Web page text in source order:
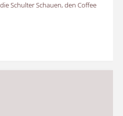
Schulter Schauen, den Coffee